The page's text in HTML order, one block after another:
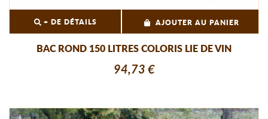
+ DE DÉTAILS AJOUTER AU PANIER
BAC ROND 150 LITRES COLORIS LIE DE VIN
94,73 €